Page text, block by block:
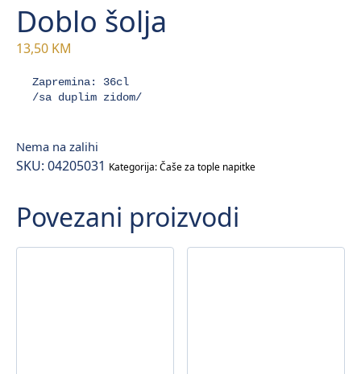
Doblo šolja
13,50 KM
Zapremina: 36cl
/sa duplim zidom/
Nema na zalihi
SKU: 04205031 Kategorija:Čaše za tople napitke
Povezani proizvodi